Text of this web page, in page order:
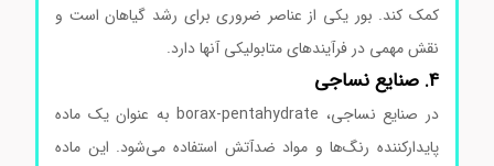
کمک کند. بور یکی از عناصر ضروری برای رشد گیاهان است و
نقش مهمی در فرآیندهای متابولیکی آنها دارد.
در صنایع نساجی، borax-pentahydrate به عنوان یک ماده
پایدارکننده رنگ‌ها و مواد ضدآتش استفاده می‌شود. این ماده